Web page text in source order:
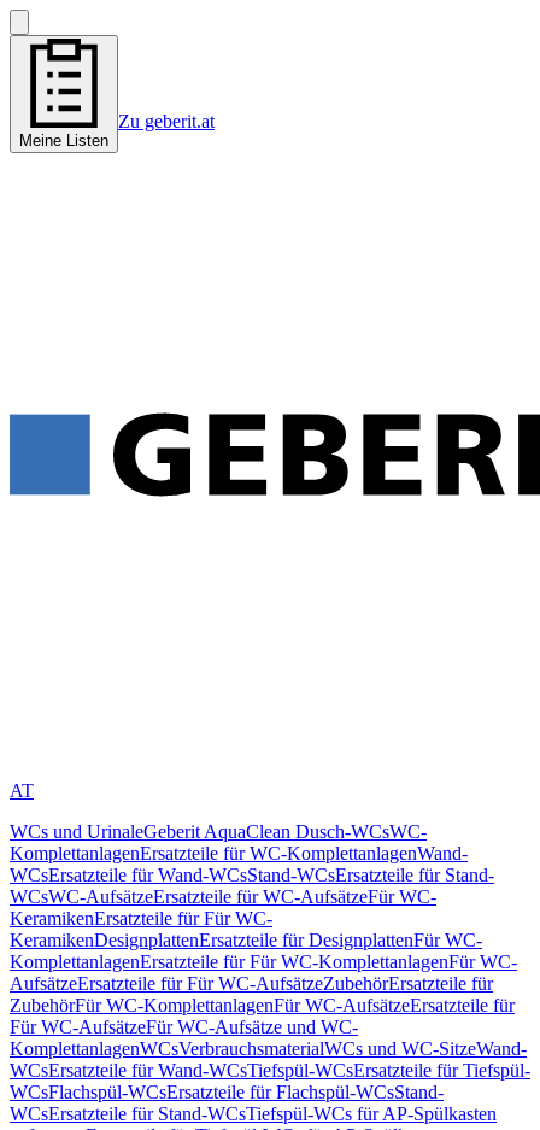
Meine Listen
Zu geberit.at
AT
WCs und UrinaleGeberit AquaClean Dusch-WCsWC-
KomplettanlagenErsatzteile für WC-KomplettanlagenWand-
WCsErsatzteile für Wand-WCsStand-WCsErsatzteile für Stand-
WCsWC-AufsätzeErsatzteile für WC-AufsätzeFür WC-
KeramikenErsatzteile für Für WC-
KeramikenDesignplattenErsatzteile für DesignplattenFür WC-
KomplettanlagenErsatzteile für Für WC-KomplettanlagenFür WC-
AufsätzeErsatzteile für Für WC-AufsätzeZubehörErsatzteile für
ZubehörFür WC-KomplettanlagenFür WC-AufsätzeErsatzteile für
Für WC-AufsätzeFür WC-Aufsätze und WC-
KomplettanlagenWCsVerbrauchsmaterialWCs und WC-SitzeWand-
WCsErsatzteile für Wand-WCsTiefspül-WCsErsatzteile für Tiefspül-
WCsFlachspül-WCsErsatzteile für Flachspül-WCsStand-
WCsErsatzteile für Stand-WCsTiefspül-WCs für AP-Spülkasten